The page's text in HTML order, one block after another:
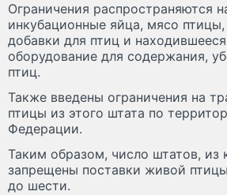
Ограничения распространяются
инкубационные яйца, мясо
добавки для птиц и
оборудование для содержания,
птиц.
Также введены ограничения на
птицы из этого штата по
Федерации.
Таким образом, число штатов, из
запрещены поставки живой
до шести.